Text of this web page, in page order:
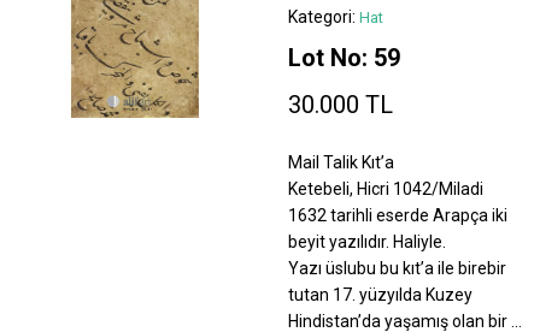
Kategori: Hat
Lot No: 59
30.000 TL
Mail Talik Kıt’a
Ketebeli, Hicri 1042/Miladi
1632 tarihli eserde Arapça iki
beyit yazılıdır. Haliyle.
Yazı üslubu bu kıt’a ile birebir
tutan 17. yüzyılda Kuzey
Hindistan’da yaşamış olan bir